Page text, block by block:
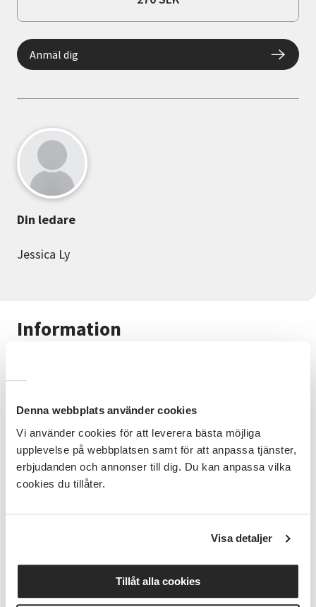
Denna webbplats använder cookies
Vi använder cookies för att leverera bästa möjliga
upplevelse på webbplatsen samt för att anpassa tjänster,
erbjudanden och annonser till dig. Du kan anpassa vilka
cookies du tillåter.
Visa detaljer
Tillåt alla cookies
Information
där vi testar olika hantverkstekniker varje träff.
Kursupplägg
Tillfälle 1 - Decoupage på ett träföremål Tillfälle 2 -
Måla på målarduk Tillfälle 3 - Dekorera ett
textilfodral med färger och dekorationer.
Inga förkunskaper krävs. Från 10 år, det är viktigt att
Material
Allt material finns på plats och ingår i avgiften. Ta
gärna med dig något lättare kvällsmål. Det finns
Anmäl dig
Din ledare
Jessica Ly